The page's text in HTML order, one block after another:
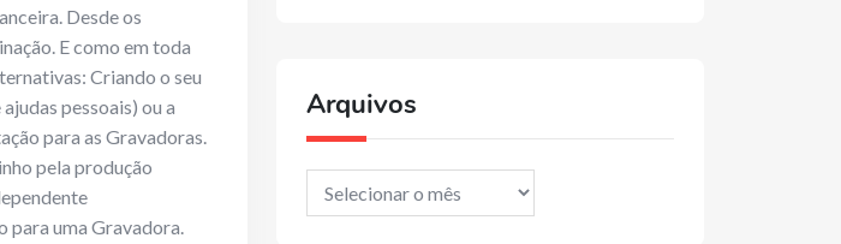
Desde os
E como em toda
Criando o seu
pessoais) ou a
para as Gravadoras.
pela produção
para uma Gravadora.
Arquivos
Arquivos